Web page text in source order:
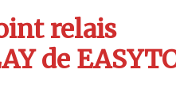
relais
de